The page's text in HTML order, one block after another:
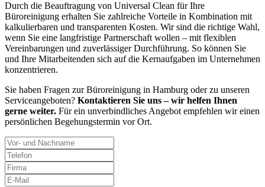
Durch die Beauftragung von Universal Clean für Ihre
Büroreinigung erhalten Sie zahlreiche Vorteile in Kombination mit
kalkulierbaren und transparenten Kosten. Wir sind die richtige Wahl,
wenn Sie eine langfristige Partnerschaft wollen – mit flexiblen
Vereinbarungen und zuverlässiger Durchführung. So können Sie
und Ihre Mitarbeitenden sich auf die Kernaufgaben im Unternehmen
konzentrieren.
Sie haben Fragen zur Büroreinigung in Hamburg oder zu unseren
Serviceangeboten? Kontaktieren Sie uns – wir helfen Ihnen
gerne weiter. Für ein unverbindliches Angebot empfehlen wir einen
persönlichen Begehungstermin vor Ort.